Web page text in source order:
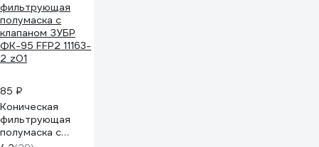
85 ₽
Коническая
фильтрующая
полумаска с